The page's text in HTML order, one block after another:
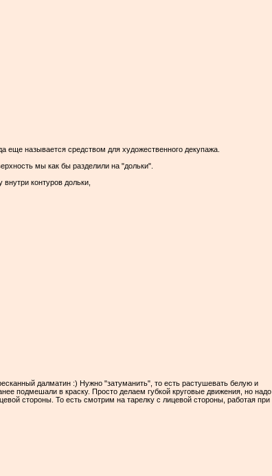
называется средством для художественного декупажа.
мы как бы разделили на "дольки".
контуров дольки,
далматин :) Нужно "затуманить", то есть растушевать белую и
подмешали в краску. Просто делаем губкой круговые движения, но надо
стороны. То есть смотрим на тарелку с лицевой стороны, работая при